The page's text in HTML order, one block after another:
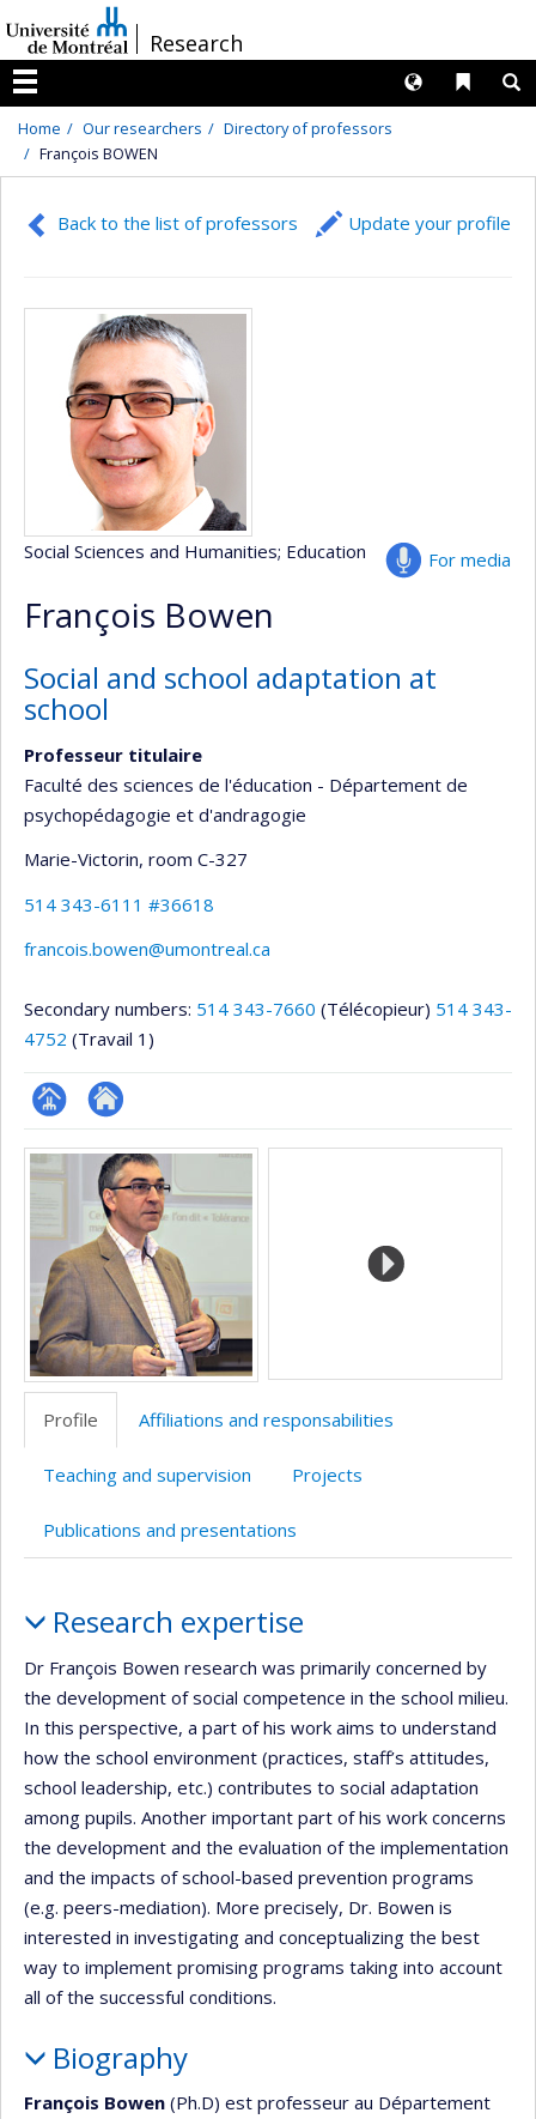
au
contenu
/Research
Menu
Liens
Langues
Home Our researchers
Directory of professors
François BOWEN
Back to the list of professors Update your profile
For media
Social Sciences and Humanities; Education
François Bowen
Social and school adaptation at
school
Professeur titulaire
Faculté des sciences de l'éducation - Département de
psychopédagogie et d'andragogie
Marie-Victorin, room C-327
514 343-6111 #36618
francois.bowen@umontreal.ca
Secondary numbers: 514 343-7660 (Télécopieur) 514 343-
4752 (Travail 1)
Page
professionnelle
(faculté,département,école)
Site
web
de
l’unité
de
recherche
Media
Profile Affiliations and responsabilities
Teaching and supervision Projects
Publications and presentations
Research expertise
Dr François Bowen research was primarily concerned by
the development of social competence in the school milieu.
In this perspective, a part of his work aims to understand
how the school environment (practices, staff’s attitudes,
school leadership, etc.) contributes to social adaptation
among pupils. Another important part of his work concerns
the development and the evaluation of the implementation
and the impacts of school-based prevention programs
(e.g. peers-mediation). More precisely, Dr. Bowen is
interested in investigating and conceptualizing the best
way to implement promising programs taking into account
all of the successful conditions.
Biography
François Bowen (Ph.D) est professeur au Département